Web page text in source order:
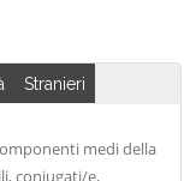
Stranieri
medi della
coniugati/e,